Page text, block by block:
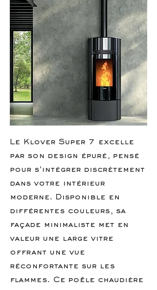
Le Klover Super 7 excelle
par son design épuré, pensé
pour s'intégrer discrètement
dans votre intérieur
moderne. Disponible en
différentes couleurs, sa
façade minimaliste met en
valeur une large vitre
offrant une vue
réconfortante sur les
flammes. Ce poêle chaudière